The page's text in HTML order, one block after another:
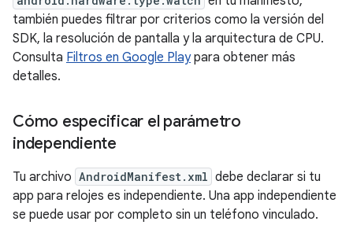
también puedes filtrar por criterios como la versión del
SDK, la resolución de pantalla y la arquitectura de CPU.
Consulta Filtros en Google Playpara obtener más
detalles.
Cómo especificar el parámetro
independiente
Tu archivo AndroidManifest.xml debe declarar si tu
app para relojes es independiente. Una app independiente
se puede usar por completo sin un teléfono vinculado.